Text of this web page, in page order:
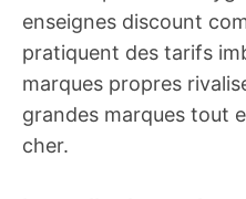
enseignes discount
pratiquent des tarifs
marques propres
grandes marques tout
cher.